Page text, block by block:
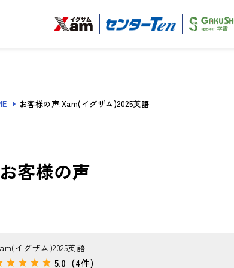
お客様の声:Xam(イグザム)2025英語
お客様の声
イグザム)2025英語
5.0 (4件)